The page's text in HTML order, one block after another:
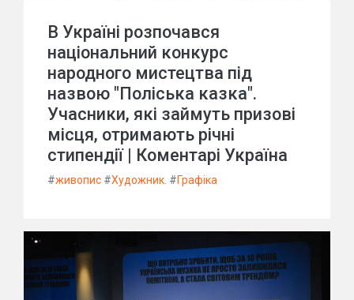
В Україні розпочався
національний конкурс
народного мистецтва під
назвою "Поліська казка".
Учасники, які займуть призові
місця, отримають річні
стипендії | Коментарі Україна
#живопис #Художник. #Графіка